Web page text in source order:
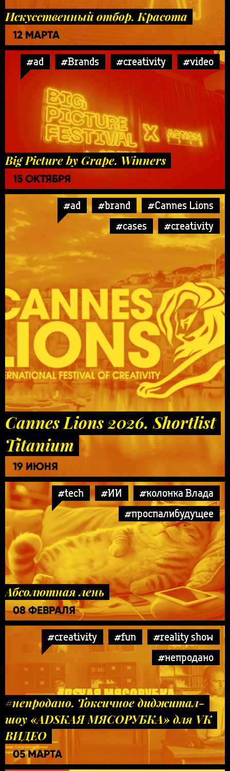
Искусственный отбор. Красота
12 МАРТА
#ad #Brands #creativity #video
Big Picture by Grape. Winners
15 ОКТЯБРЯ
#ad #brand
#Cannes Lions
#cases
#creativity
Cannes Lions 2026. Shortlist
Titanium
19 ИЮНЯ
#tech #ИИ
#колонка Влада
#проспалибудущее
Абсолютная лень
08 ФЕВРАЛЯ
#creativity #fun
#reality show
#непродано
#непродано. Токсичное диджитал-
шоу «ADSКАЯ МЯСОРУБКА» для VK
ВИДЕО
05 МАРТА